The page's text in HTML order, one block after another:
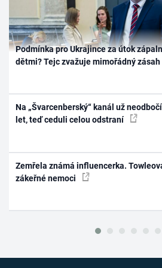
Podmínka pro Ukrajince za útok
dětmi? Tejc zvažuje mimořádný zásah
Na „Švarcenberský“ kanál už
let, teď ceduli celou odstraní
Zemřela známá influencerka.
zákeřné nemoci